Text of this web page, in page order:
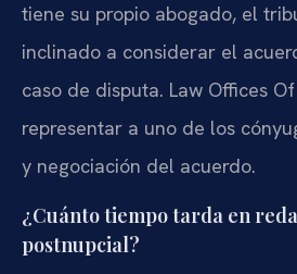
tiene su propio abogado, el
inclinado a considerar el
caso de disputa. Law Offices Of
representar a uno de los
y negociación del acuerdo.
¿Cuánto tiempo tarda en
postnupcial?